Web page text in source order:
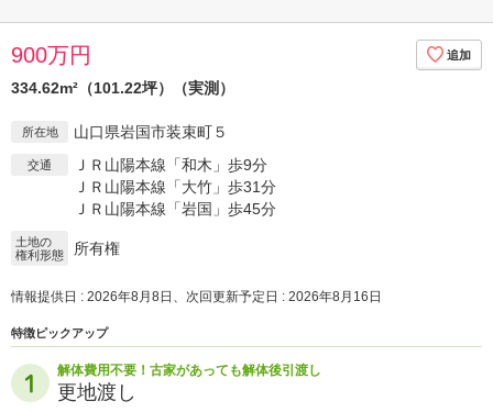
900万円
334.62m²（101.22坪）（実測）
所在地 山口県岩国市装束町５
交通
ＪＲ山陽本線「和木」歩9分
ＪＲ山陽本線「大竹」歩31分
ＪＲ山陽本線「岩国」歩45分
土地の
権利形態
所有権
情報提供日 : 2026年8月8日、次回更新予定日 : 2026年8月16日
特徴ピックアップ
解体費用不要！古家があっても解体後引渡し
更地渡し